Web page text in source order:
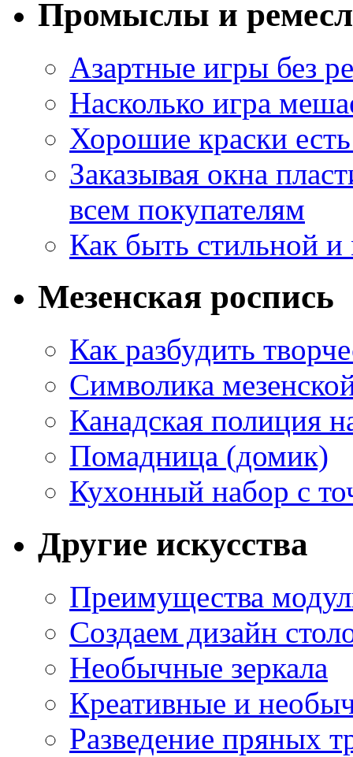
Промыслы и
Азартные игры без
Насколько игра
Хорошие краски
Заказывая окна
всем покупателям
Как быть стильной
Мезенская роспись
Как разбудить
Символика
Канадская полиция
Помадница (домик)
Кухонный набор с
Другие искусства
Преимущества
Создаем дизайн
Необычные зеркала
Креативные и
Разведение пряных